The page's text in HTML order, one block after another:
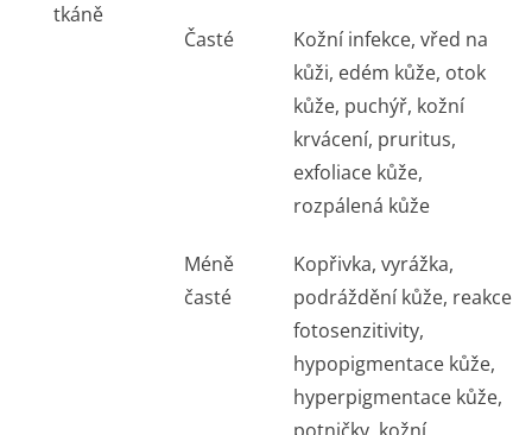
tkáně
Časté
Kožní infekce, vřed na
kůži, edém kůže, otok
kůže, puchýř, kožní
krvácení, pruritus,
exfoliace kůže,
rozpálená kůže
Méně
časté
Kopřivka, vyrážka,
podráždění kůže, reakce
fotosenzitivity,
hypopigmentace kůže,
hyperpigmentace kůže,